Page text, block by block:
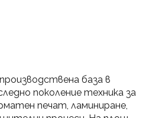
база в
поколение техника за
печат, ламиниране,